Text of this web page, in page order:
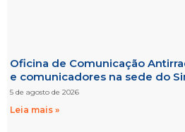
Oficina de Comunicação
e comunicadores na sede do
5 de agosto de 2026
Leia mais »